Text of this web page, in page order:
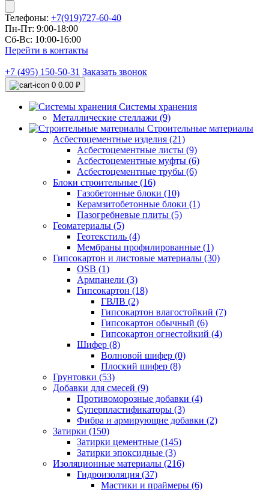
Телефоны: +7(919)727-60-40
Пн-Пт: 9:00-18:00
Сб-Вс: 10:00-16:00
Перейти в контакты
+7 (495) 150-50-31 Заказать звонок
0 0.00 ₽
Системы хранения
Металлические стеллажи (9)
Строительные материалы
Асбестоцементные изделия (21)
Асбестоцементные листы (9)
Асбестоцементные муфты (6)
Асбестоцементные трубы (6)
Блоки строительные (16)
Газобетонные блоки (10)
Керамзитобетонные блоки (1)
Пазогребневые плиты (5)
Геоматериалы (5)
Геотекстиль (4)
Мембраны профилированные (1)
Гипсокартон и листовые материалы (30)
OSB (1)
Армпанели (3)
Гипсокартон (18)
ГВЛВ (2)
Гипсокартон влагостойкий (7)
Гипсокартон обычный (6)
Гипсокартон огнестойкий (4)
Шифер (8)
Волновой шифер (0)
Плоский шифер (8)
Грунтовки (53)
Добавки для смесей (9)
Противоморозные добавки (4)
Суперпластификаторы (3)
Фибра и армирующие добавки (2)
Затирки (150)
Затирки цементные (145)
Затирки эпоксидные (3)
Изоляционные материалы (216)
Гидроизоляция (37)
Мастики и праймеры (6)